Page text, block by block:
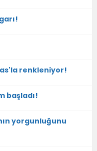
renkleniyor!
başladı!
yorgunluğunu